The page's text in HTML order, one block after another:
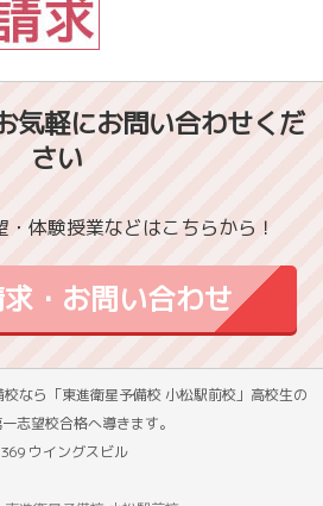
気軽にお問い合わせくだ
さい
体験授業などはこちらから！
・お問い合わせ
なら「東進衛星予備校 小松駅前校」高校生の
志望校合格へ導きます。
ウイングスビル